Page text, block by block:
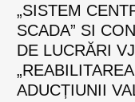
„SISTEM
SCADA” SI
DE LUCRĂRI
„REABILITAREA
ADUCȚIUNII